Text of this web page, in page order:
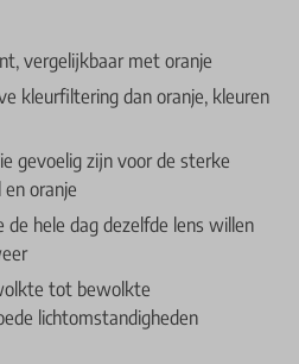
vergelijkbaar met oranje
kleurfiltering dan oranje, kleuren
gevoelig zijn voor de sterke
oranje
de hele dag dezelfde lens willen
tot bewolkte
lichtomstandigheden